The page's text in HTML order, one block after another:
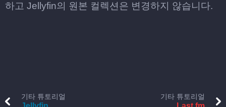
하고 Jellyfin의 원본 컬렉션은 변경하지 않습니다.
기타 튜토리얼 기타 튜토리얼